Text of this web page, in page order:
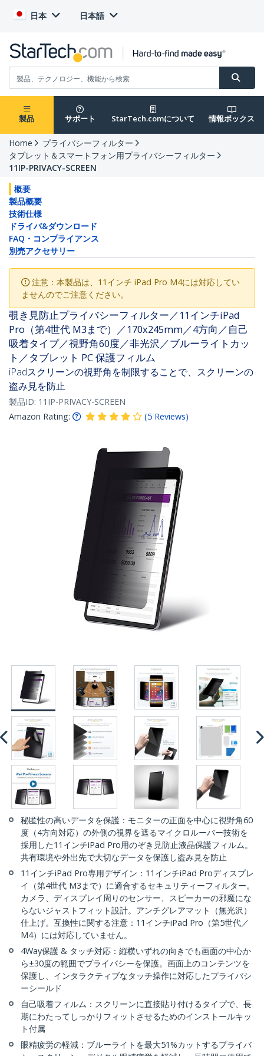
日本 日本語
製品 サポート StarTech.comについて 情報ボックス
Home
プライバシーフィルター
タブレット＆スマートフォン用プライバシーフィルター
11IP-PRIVACY-SCREEN
概要
製品概要
技術仕様
ドライバ&ダウンロード
FAQ・コンプライアンス
別売アクセサリー
注意：本製品は、11インチ iPad Pro M4には対応してい
ませんのでご注意ください。
覗き見防止プライバシーフィルター／11インチiPad
Pro（第4世代 M3まで）／170x245mm／4方向／自己
吸着タイプ／視野角60度／非光沢／ブルーライトカッ
ト／タブレット PC 保護フィルム
iPadスクリーンの視野角を制限することで、スクリーンの
盗み見を防止
製品ID: 11IP-PRIVACY-SCREEN
Amazon Rating:
(5 Reviews)
秘匿性の高いデータを保護：モニターの正面を中心に視野角60
度（4方向対応）の外側の視界を遮るマイクロルーバー技術を
採用した11インチiPad Pro用のぞき見防止液晶保護フィルム。
共有環境や外出先で大切なデータを保護し盗み見を防止
11インチiPad Pro専用デザイン：11インチiPad Proディスプレ
イ（第4世代 M3まで）に適合するセキュリティーフィルター。
カメラ、ディスプレイ周りのセンサー、スピーカーの邪魔にな
らないジャストフィット設計。アンチグレアマット（無光沢）
仕上げ。互換性に関する注意：11インチiPad Pro（第5世代／
M4）には対応していません。
4Way保護 & タッチ対応：縦横いずれの向きでも画面の中心か
ら±30度の範囲でプライバシーを保護。画面上のコンテンツを
保護し、インタラクティブなタッチ操作に対応したプライバシ
ーシールド
自己吸着フィルム：スクリーンに直接貼り付けるタイプで、長
期にわたってしっかりフィットさせるためのインストールキッ
ト付属
眼精疲労の軽減：ブルーライトを最大51%カットするプライバ